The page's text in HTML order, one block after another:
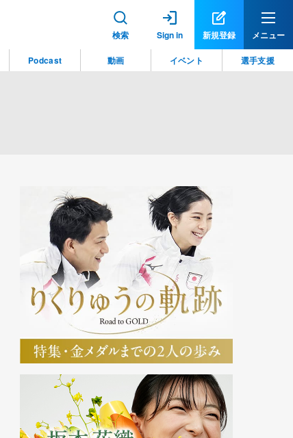
検索 Sign in 新規登録 メニュー
Podcast 動画 イベント 選手支援